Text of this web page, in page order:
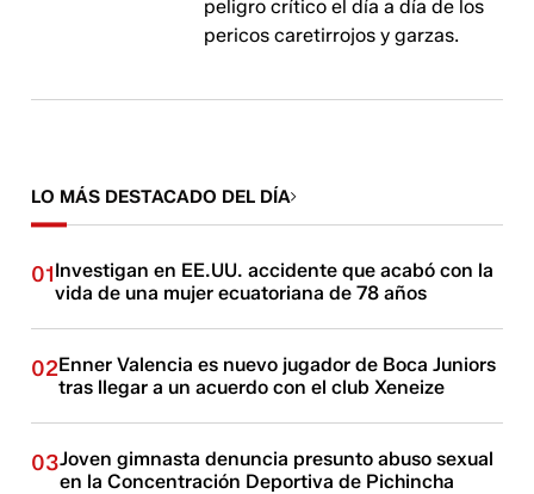
peligro crítico el día a día de los
pericos caretirrojos y garzas.
LO MÁS DESTACADO DEL DÍA
01Investigan en EE.UU. accidente que acabó con la
vida de una mujer ecuatoriana de 78 años
02Enner Valencia es nuevo jugador de Boca Juniors
tras llegar a un acuerdo con el club Xeneize
03Joven gimnasta denuncia presunto abuso sexual
en la Concentración Deportiva de Pichincha